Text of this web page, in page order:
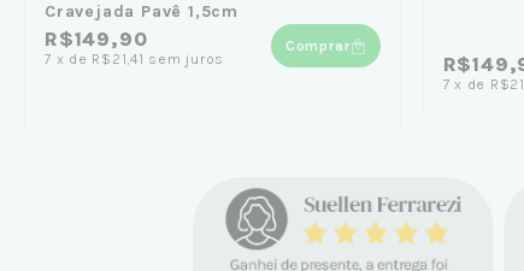
Cravejada Pavê 1,5cm
R$149,90
7 x de R$21,41 sem juros
Comprar
7 x de